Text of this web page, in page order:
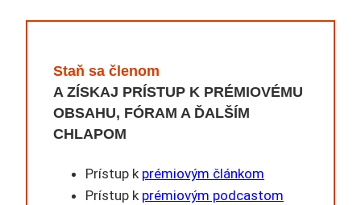
Staň sa členom
A ZÍSKAJ PRÍSTUP K PRÉMIOVÉMU
OBSAHU, FÓRAM A ĎALŠÍM
CHLAPOM
Prístup k prémiovým článkom
Prístup k prémiovým podcastom